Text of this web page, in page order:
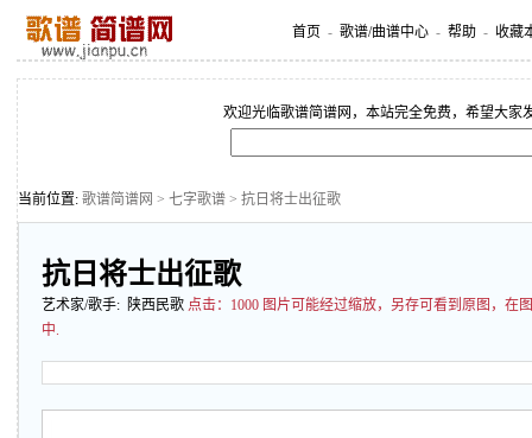
首页 - 歌谱/曲谱中心 - 帮助 - 收藏
欢迎光临歌谱简谱网，本站完全免费，希望大家
当前位置: 歌谱简谱网 > 七字歌谱 > 抗日将士出征歌
抗日将士出征歌
艺术家/歌手: 陕西民歌 点击： 1000 图片可能经过缩放，另存可看到原图，在
中.